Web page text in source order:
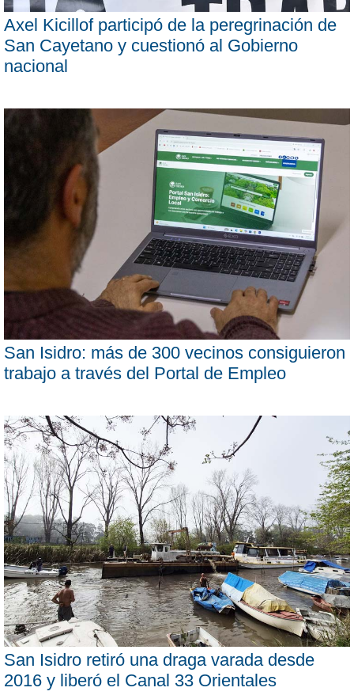
Axel Kicillof participó de la peregrinación de
San Cayetano y cuestionó al Gobierno
nacional
San Isidro: más de 300 vecinos consiguieron
trabajo a través del Portal de Empleo
San Isidro retiró una draga varada desde
2016 y liberó el Canal 33 Orientales